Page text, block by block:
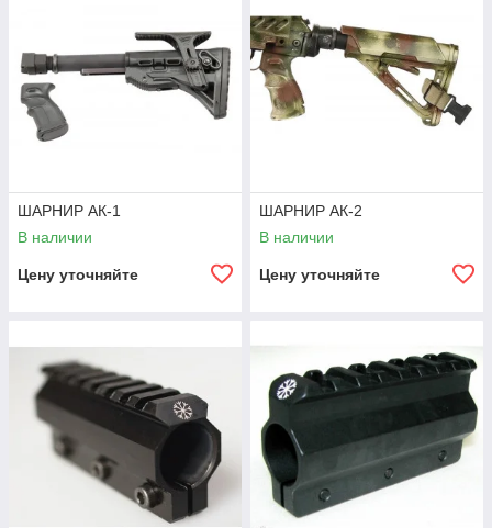
ШАРНИР АК-1
В наличии
Цену уточняйте
ШАРНИР АК-2
В наличии
Цену уточняйте